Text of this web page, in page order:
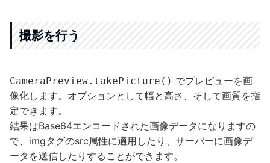
撮影を行う
CameraPreview.takePicture() でプレビューを画
像化します。オプションとして幅と高さ、そして画質を指
定できます。
結果はBase64エンコードされた画像データになりますの
で、imgタグのsrc属性に適用したり、サーバーに画像デ
ータを送信したりすることができます。